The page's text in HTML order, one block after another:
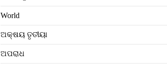
World
ଅକ୍ଷୟ ତୃତୀୟା
ଅପରାଧ